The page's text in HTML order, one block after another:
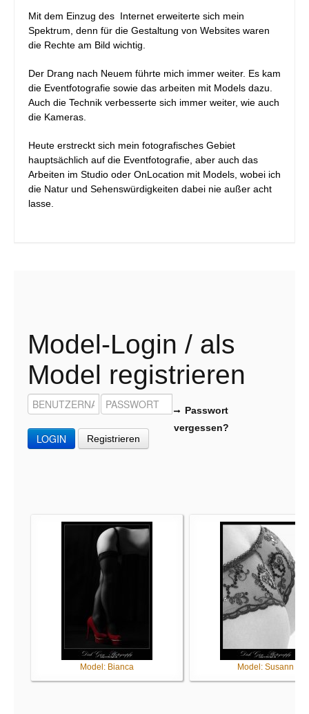
Mit dem Einzug des Internet erweiterte sich mein
Spektrum, denn für die Gestaltung von Websites waren
die Rechte am Bild wichtig.
Der Drang nach Neuem führte mich immer weiter. Es kam
die Eventfotografie sowie das arbeiten mit Models dazu.
Auch die Technik verbesserte sich immer weiter, wie auch
die Kameras.
Heute erstreckt sich mein fotografisches Gebiet
hauptsächlich auf die Eventfotografie, aber auch das
Arbeiten im Studio oder OnLocation mit Models, wobei ich
die Natur und Sehenswürdigkeiten dabei nie außer acht
lasse.
Model-Login / als
Model registrieren
LOGIN Registrieren
Passwort
vergessen?
Model: Bianca Model: Susann